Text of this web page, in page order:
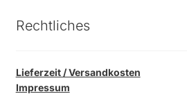
Rechtliches
Lieferzeit / Versandkosten
Impressum